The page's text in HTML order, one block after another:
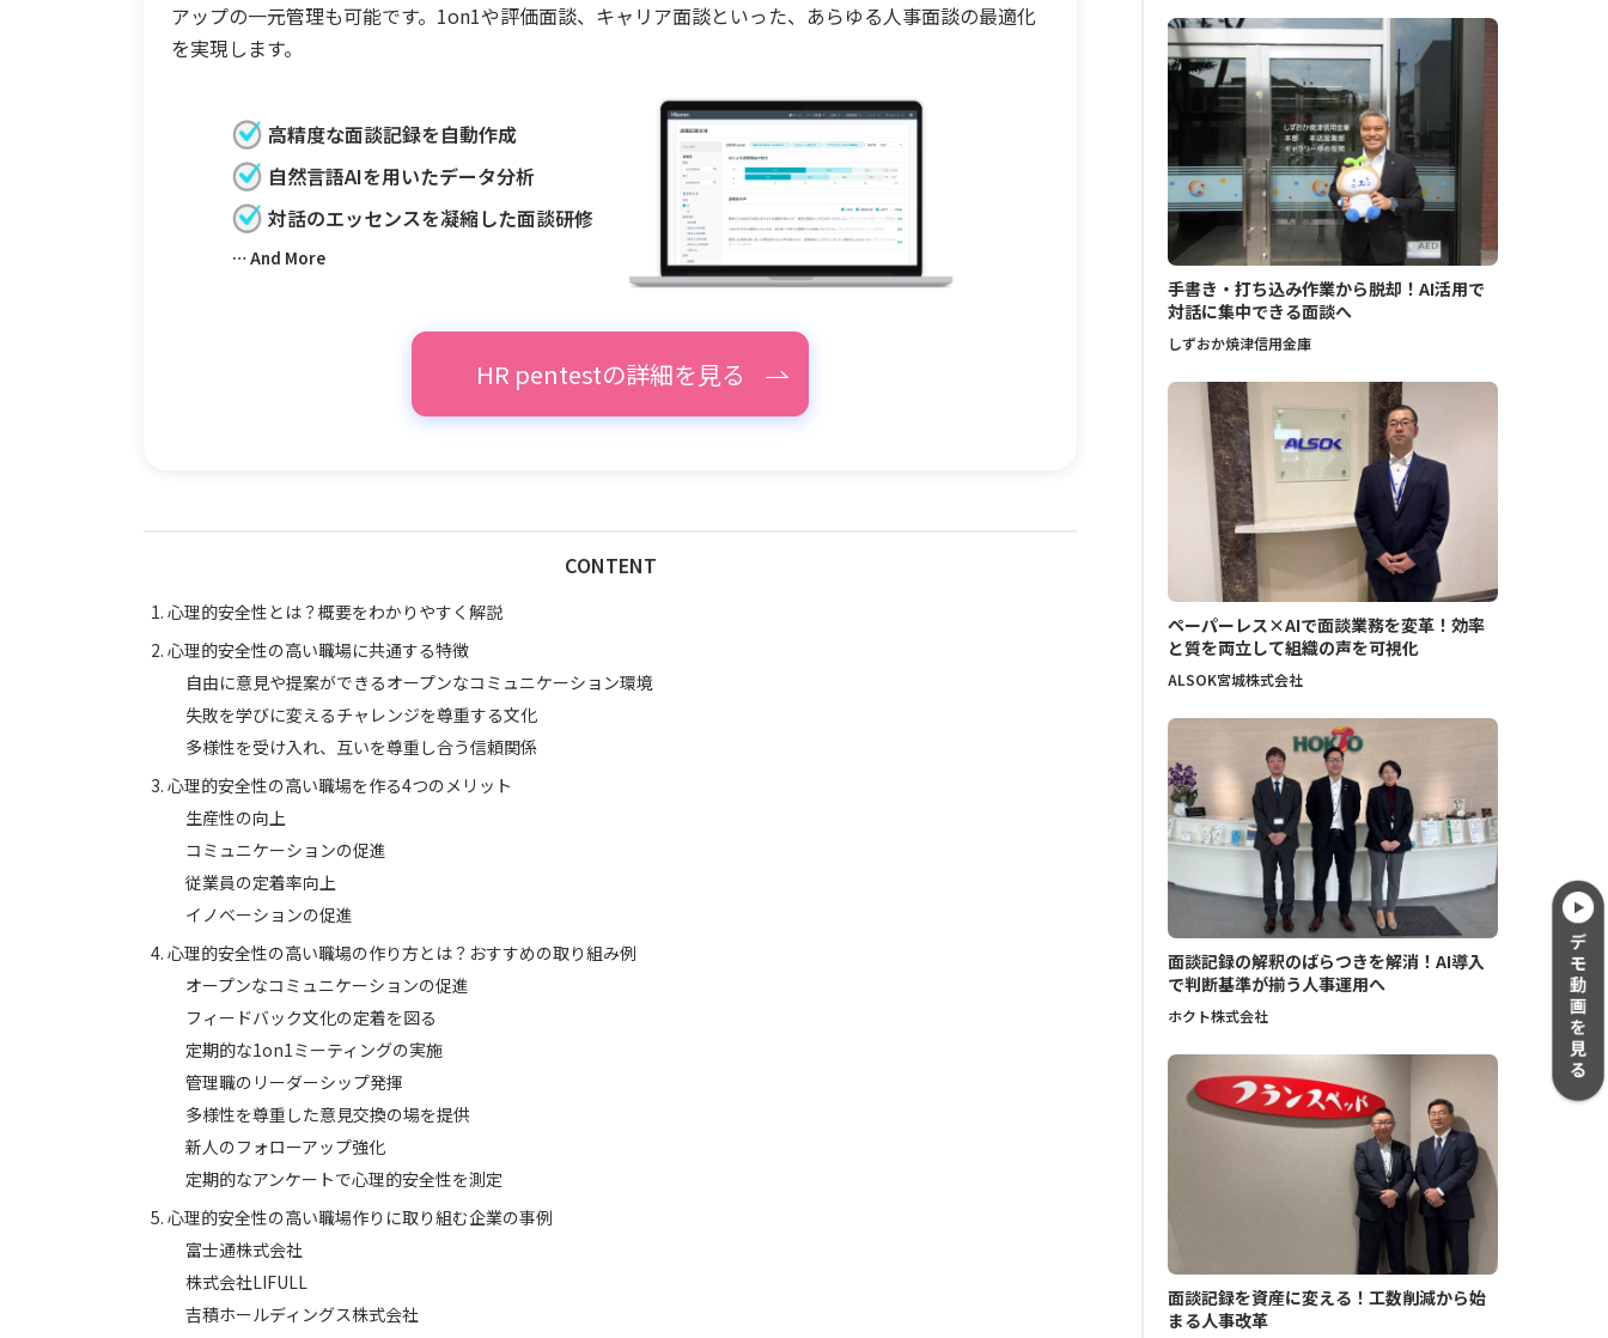
アップの一元管理も可能です。1on1や評価面談、キャリア面談といった、あらゆる人事面談の最適化
を実現します。
高精度な面談記録を自動作成
自然言語AIを用いたデータ分析
対話のエッセンスを凝縮した面談研修
… And More
HR pentestの詳細を見る
CONTENT
心理的安全性とは？概要をわかりやすく解説
心理的安全性の高い職場に共通する特徴
自由に意見や提案ができるオープンなコミュニケーション環境
失敗を学びに変えるチャレンジを尊重する文化
多様性を受け入れ、互いを尊重し合う信頼関係
心理的安全性の高い職場を作る4つのメリット
生産性の向上
コミュニケーションの促進
従業員の定着率向上
イノベーションの促進
心理的安全性の高い職場の作り方とは？おすすめの取り組み例
オープンなコミュニケーションの促進
フィードバック文化の定着を図る
定期的な1on1ミーティングの実施
管理職のリーダーシップ発揮
多様性を尊重した意見交換の場を提供
新人のフォローアップ強化
定期的なアンケートで心理的安全性を測定
心理的安全性の高い職場作りに取り組む企業の事例
富士通株式会社
株式会社LIFULL
吉積ホールディングス株式会社
手書き・打ち込み作業から脱却！AI活用で
対話に集中できる面談へ
しずおか焼津信用金庫
ペーパーレス×AIで面談業務を変革！効率
と質を両立して組織の声を可視化
ALSOK宮城株式会社
面談記録の解釈のばらつきを解消！AI導入
で判断基準が揃う人事運用へ
ホクト株式会社
面談記録を資産に変える！工数削減から始
まる人事改革